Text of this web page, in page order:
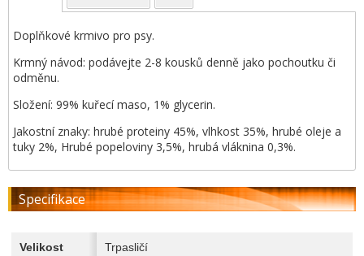
Doplňkové krmivo pro psy.
Krmný návod: podávejte 2-8 kousků denně jako pochoutku či
odměnu.
Složení: 99% kuřecí maso, 1% glycerin.
Jakostní znaky: hrubé proteiny 45%, vlhkost 35%, hrubé oleje a
tuky 2%, Hrubé popeloviny 3,5%, hrubá vláknina 0,3%.
Specifikace
Velikost
Trpasličí